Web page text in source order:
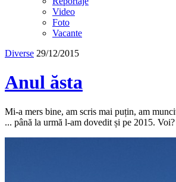
Video
Foto
Vacante
Diverse 29/12/2015
Anul ăsta
Mi-a mers bine, am scris mai puțin, am
... până la urmă l-am dovedit și pe 2015. Voi?